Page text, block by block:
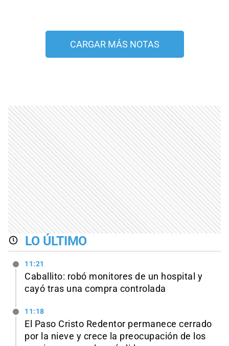
CARGAR MÁS NOTAS
LO ÚLTIMO
11:21
Caballito: robó monitores de un hospital y
cayó tras una compra controlada
11:18
El Paso Cristo Redentor permanece cerrado
por la nieve y crece la preocupación de los